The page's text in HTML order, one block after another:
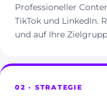
Professioneller
TikTok und LinkedIn.
und auf Ihre
02 · STRATEGIE